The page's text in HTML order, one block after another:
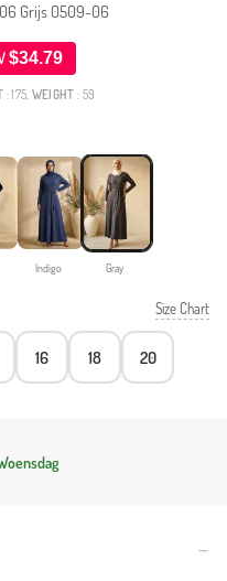
Grijs 0509-06
$34.79
: 175, WEIGHT : 59
Indigo Gray
Size Chart
16 18 20